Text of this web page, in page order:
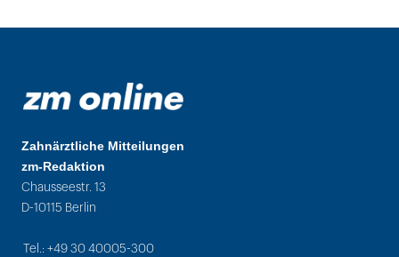
Zahnärztliche Mitteilungen
zm-Redaktion
Chausseestr. 13
D-10115 Berlin
Tel.: +49 30 40005-300